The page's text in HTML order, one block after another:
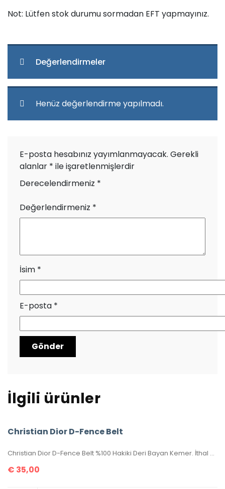
Not: Lütfen stok durumu sormadan EFT yapmayınız.
Değerlendirmeler
Henüz değerlendirme yapılmadı.
E-posta hesabınız yayımlanmayacak. Gerekli
alanlar * ile işaretlenmişlerdir
Derecelendirmeniz *
Değerlendirmeniz *
İsim *
E-posta *
İlgili ürünler
Christian Dior D-Fence Belt
Christian Dior D-Fence Belt %100 Hakiki Deri Bayan Kemer. İthal aksesuarlı, seri numaralıdır. 100-105-110-115-120-125 cm ölçüler mevcuttur. Genişliği 3 cm dir. Kutulu, sertifikalıdır.
€ 35,00